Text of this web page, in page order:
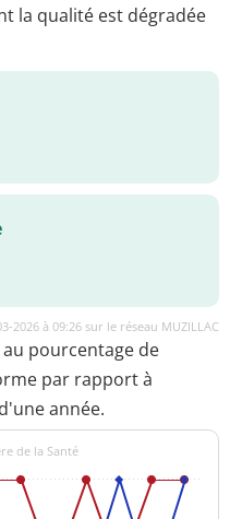
la qualité est dégradée
2026 à 09:26 sur le réseau MUZILLAC
pourcentage de
par rapport à
année.
de la Santé